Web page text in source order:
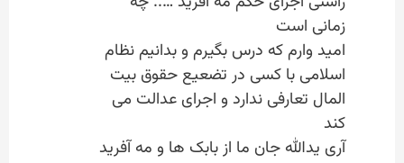
زمانی است
امید وارم که درس بگیرم و بدانیم نظام
اسلامی با کسی در تضعیع حقوق بیت
المال تعارفی ندارد و اجرای عدالت می
کند
آری یدالله جان ما از بابک ها و مه آفرید